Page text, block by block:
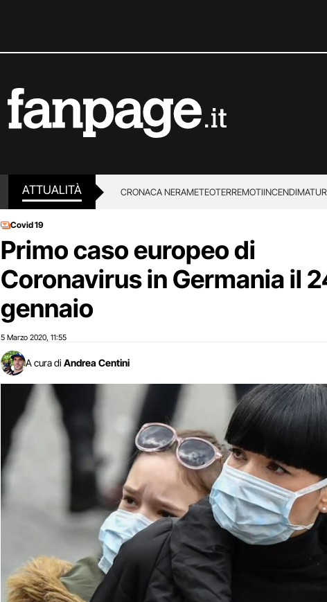
ATTUALITÀ CRONACA NERAMETEOTERREMOTIINCENDI
Covid 19
Primo caso europeo di
Coronavirus in Germania il
gennaio
5 Marzo 2020 11:55
A cura di Andrea Centini